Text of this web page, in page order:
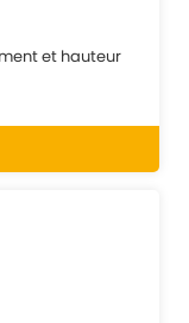
et hauteur